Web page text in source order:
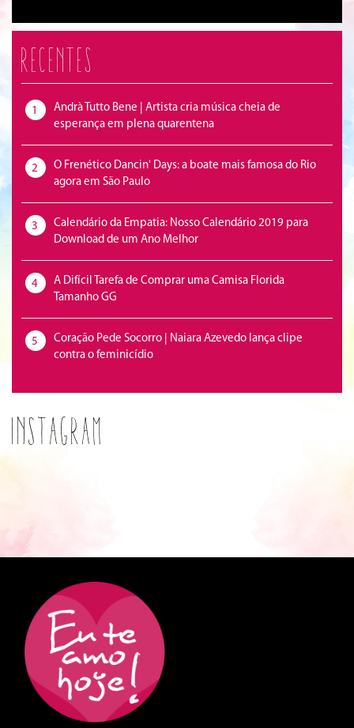
Recentes
1
Andrà Tutto Bene | Artista cria música cheia de
esperança em plena quarentena
2
O Frenético Dancin' Days: a boate mais famosa do Rio
agora em São Paulo
3
Calendário da Empatia: Nosso Calendário 2019 para
Download de um Ano Melhor
4
A Difícil Tarefa de Comprar uma Camisa Florida
Tamanho GG
5
Coração Pede Socorro | Naiara Azevedo lança clipe
contra o feminicídio
Instagram